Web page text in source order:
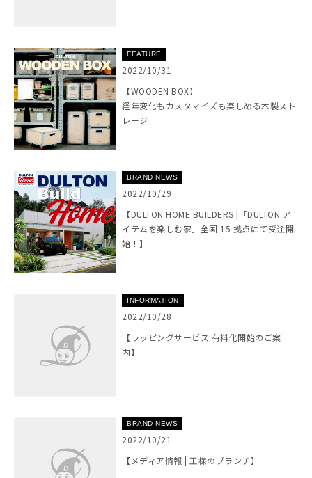
FEATURE
2022/10/31
【WOODEN BOX】
経年変化もカスタマイズも楽しめる木製スト
レージ
BRAND NEWS
2022/10/29
【DULTON HOME BUILDERS |「DULTON ア
イテムを楽しむ家」全国 15 拠点にて受注開
始！】
INFORMATION
2022/10/28
【ラッピングサービス 有料化開始のご案
内】
BRAND NEWS
2022/10/21
【メディア情報 | 王様のブランチ】